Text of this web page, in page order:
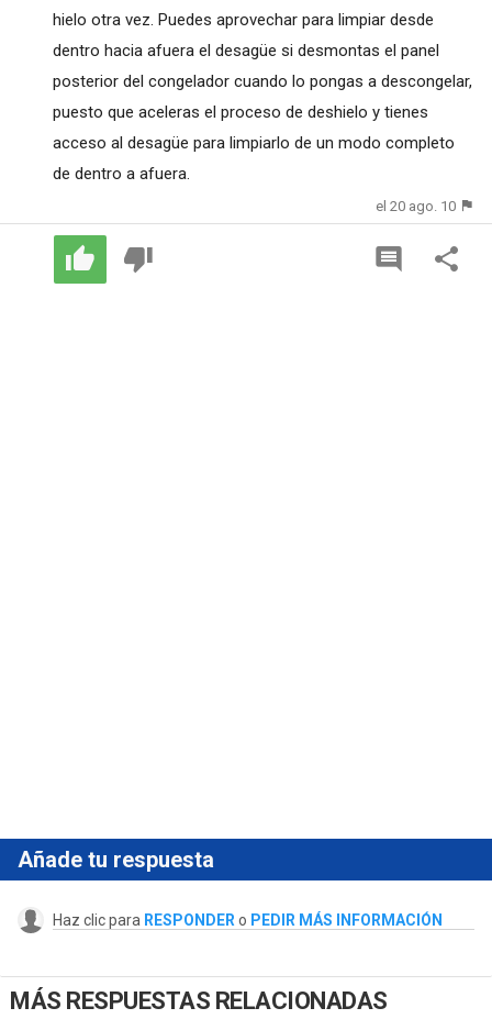
hielo otra vez. Puedes aprovechar para limpiar desde
dentro hacia afuera el desagüe si desmontas el panel
posterior del congelador cuando lo pongas a descongelar,
puesto que aceleras el proceso de deshielo y tienes
acceso al desagüe para limpiarlo de un modo completo
de dentro a afuera.
el 20 ago. 10
Añade tu respuesta
Haz clic para RESPONDER o PEDIR MÁS INFORMACIÓN
MÁS RESPUESTAS RELACIONADAS